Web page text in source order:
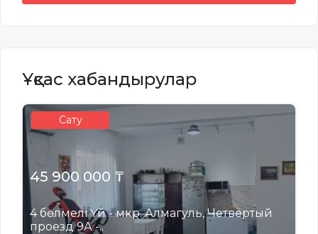
Ұқсас хабандырулар
Сату
45 900 000 ₸
4 бөлмелі Үй - мкр. Алмагуль, Четвёртый
проезд 9А -..